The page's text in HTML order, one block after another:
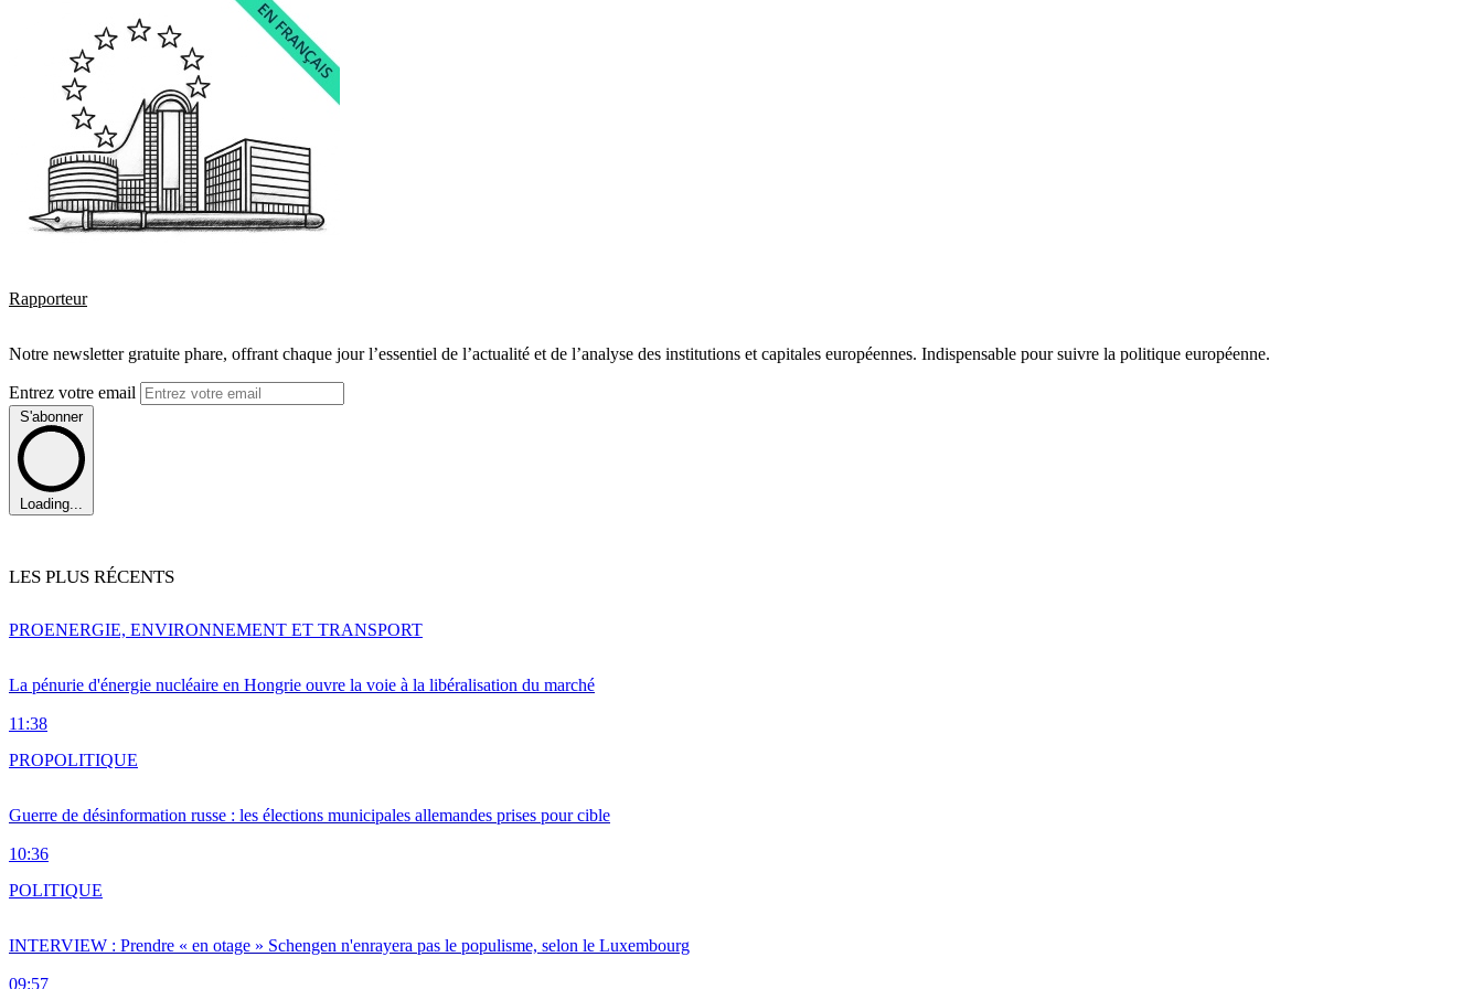
Rapporteur
Notre newsletter gratuite phare, offrant chaque jour l’essentiel de l’actualité et de l’analyse des institutions et capitales européennes. Indispensable pour suivre la politique européenne.
Entrez votre email
S'abonner
Loading...
LES PLUS RÉCENTS
La pénurie d'énergie nucléaire en Hongrie ouvre la voie à la libéralisation du marché
11:38
PROENERGIE, ENVIRONNEMENT ET TRANSPORT
Guerre de désinformation russe : les élections municipales allemandes prises pour cible
10:36
PROPOLITIQUE
INTERVIEW : Prendre « en otage » Schengen n'enrayera pas le populisme, selon le Luxembourg
09:57
POLITIQUE